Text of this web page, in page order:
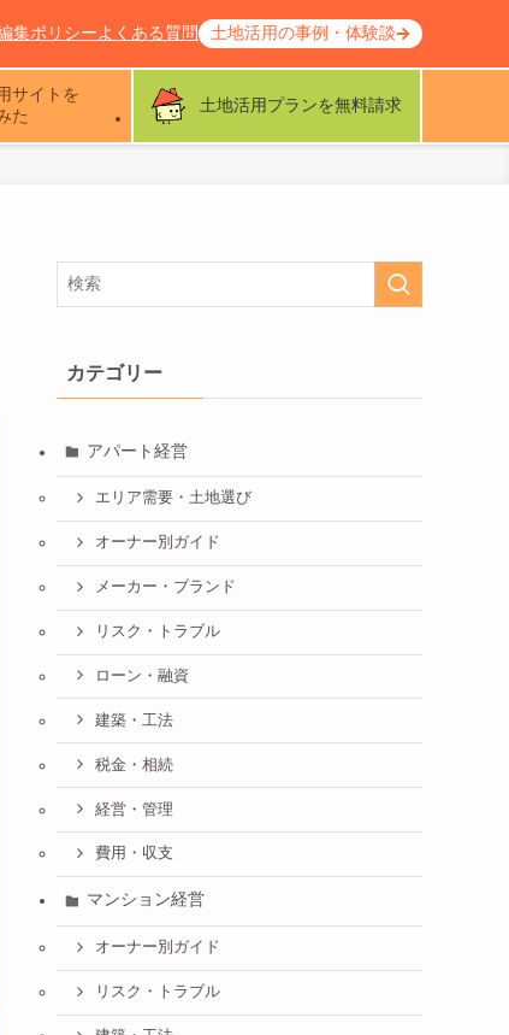
サイトを
た
土地活用プランを無料請求
集ポリシーよくある質問 土地活用の事例・体験談
カテゴリー
アパート経営
エリア需要・土地選び
オーナー別ガイド
メーカー・ブランド
リスク・トラブル
ローン・融資
建築・工法
税金・相続
経営・管理
費用・収支
マンション経営
オーナー別ガイド
リスク・トラブル